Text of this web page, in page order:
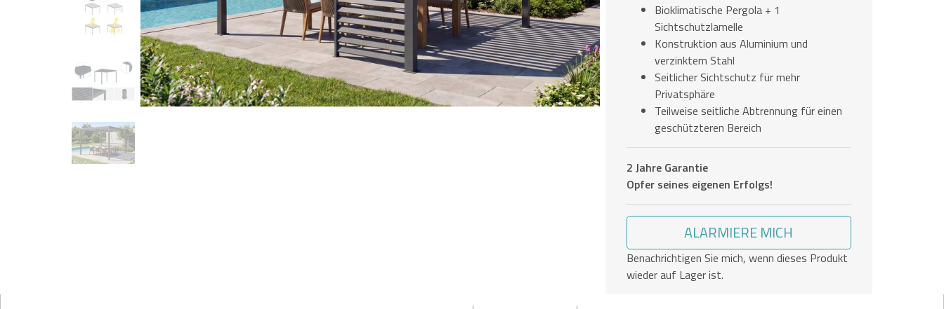
Bioklimatische Pergola + 1
Sichtschutzlamelle
Konstruktion aus Aluminium und
verzinktem Stahl
Seitlicher Sichtschutz für mehr
Privatsphäre
Teilweise seitliche Abtrennung für einen
geschützteren Bereich
2 Jahre Garantie
Opfer seines eigenen Erfolgs!
ALARMIERE MICH
Benachrichtigen Sie mich, wenn dieses Produkt
wieder auf Lager ist.